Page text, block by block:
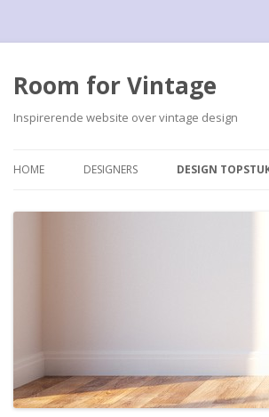
Room for Vintage
Inspirerende website over vintage design
HOME DESIGNERS
LE CORBUSIER
DESIGN
CHAISE LONGUE